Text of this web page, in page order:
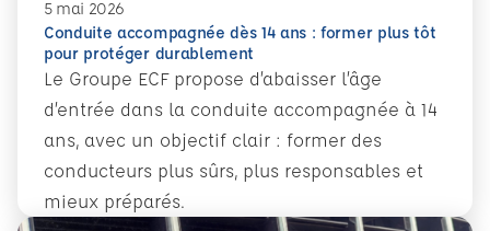
5 mai 2026
Conduite accompagnée dès 14 ans : former plus tôt
pour protéger durablement
Le Groupe ECF propose d’abaisser l’âge
d’entrée dans la conduite accompagnée à 14
ans, avec un objectif clair : former des
conducteurs plus sûrs, plus responsables et
mieux préparés.
En savoir plus
Conduite accompagnée dès 14 ans : former plus tôt pour